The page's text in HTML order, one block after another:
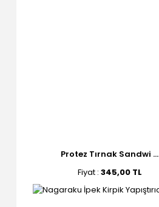
Protez Tırnak Sandwi ...
Fiyat : 345,00 TL